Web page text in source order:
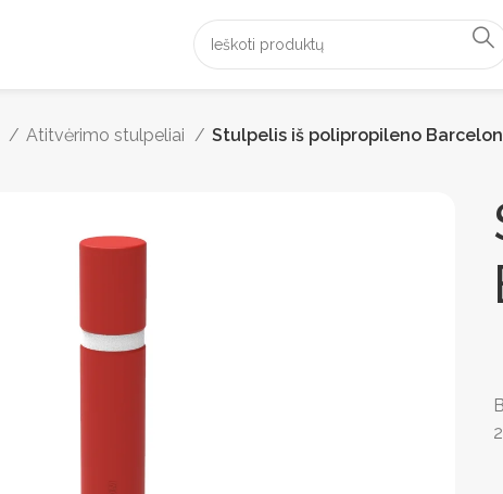
Atitvėrimo stulpeliai Stulpelis iš polipropileno